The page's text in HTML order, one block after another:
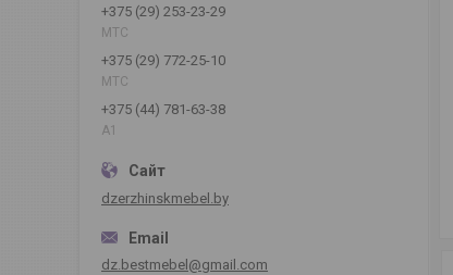
+375 (29) 253-23-29
МТС
+375 (29) 772-25-10
МТС
+375 (44) 781-63-38
А1
dzerzhinskmebel.by
dz.bestmebel@gmail.com